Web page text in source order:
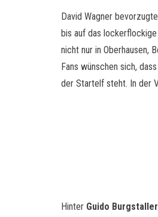
David Wagner
bis auf das
nicht nur in Oberhausen,
Fans wünschen sich,
der Startelf steht. In der
Hinter Guido Burgstaller